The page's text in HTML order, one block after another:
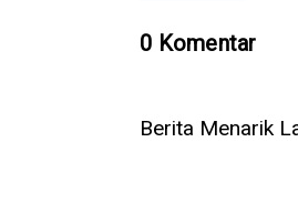
0 Komentar
Berita Menarik